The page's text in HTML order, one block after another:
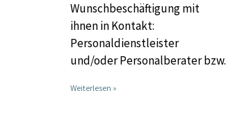
Wunschbeschäftigung mit
ihnen in Kontakt:
Personaldienstleister
und/oder Personalberater bzw.
Weiterlesen »